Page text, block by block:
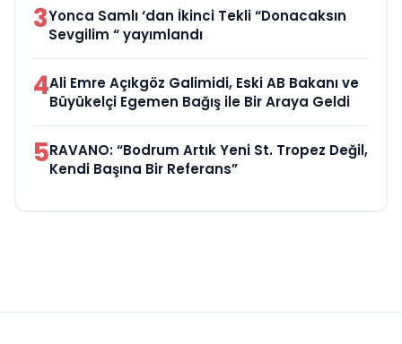
3Yonca Samlı ‘dan İkinci Tekli “Donacaksın
Sevgilim “ yayımlandı
4Ali Emre Açıkgöz Galimidi, Eski AB Bakanı ve
Büyükelçi Egemen Bağış ile Bir Araya Geldi
5RAVANO: “Bodrum Artık Yeni St. Tropez Değil,
Kendi Başına Bir Referans”